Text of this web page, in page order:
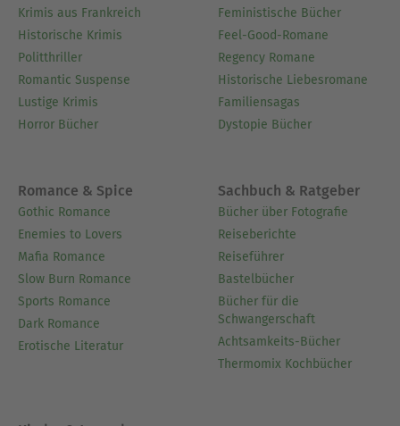
Krimis aus Frankreich
Historische Krimis
Politthriller
Romantic Suspense
Lustige Krimis
Horror Bücher
Feministische Bücher
Feel-Good-Romane
Regency Romane
Historische Liebesromane
Familiensagas
Dystopie Bücher
Romance & Spice
Gothic Romance
Enemies to Lovers
Mafia Romance
Slow Burn Romance
Sports Romance
Dark Romance
Erotische Literatur
Sachbuch & Ratgeber
Bücher über Fotografie
Reiseberichte
Reiseführer
Bastelbücher
Bücher für die
Schwangerschaft
Achtsamkeits-Bücher
Thermomix Kochbücher